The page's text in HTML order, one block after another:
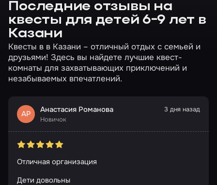
Последние отзывы на
квесты для детей 6-9 лет в
Казани
Квесты в в Казани – отличный отдых с семьей и
друзьями! Здесь вы найдете лучшие квест-
комнаты для захватывающих приключений и
незабываемых впечатлений.
АР Анастасия Романова
Новичок
3 дня назад
Отличная организация
Дети довольны